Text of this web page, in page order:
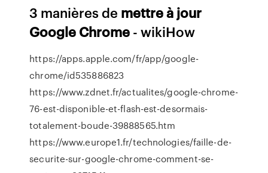
3 manières de mettreà jour
Google Chrome - wikiHow
https://apps.apple.com/fr/app/google-
chrome/id535886823
https://www.zdnet.fr/actualites/google-chrome-
76-est-disponible-et-flash-est-desormais-
totalement-boude-39888565.htm
https://www.europe1.fr/technologies/faille-de-
securite-sur-google-chrome-comment-se-